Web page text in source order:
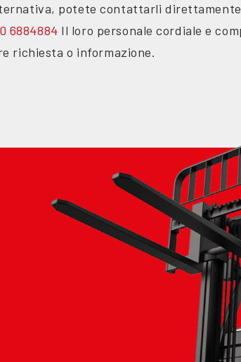
potete contattarli
6884884 Il loro personale cordiale e
richiesta o informazione.